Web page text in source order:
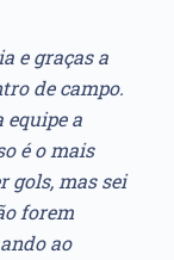
e graças a
de campo.
a
é o mais
gols, mas sei
forem
ao